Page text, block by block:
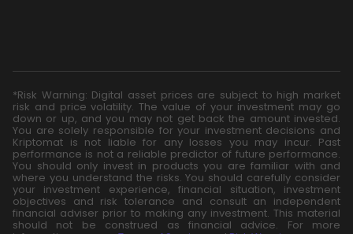
*Risk Warning: Digital asset prices are subject to high market
risk and price volatility. The value of your investment may go
down or up, and you may not get back the amount invested.
You are solely responsible for your investment decisions and
Kriptomat is not liable for any losses you may incur. Past
performance is not a reliable predictor of future performance.
You should only invest in products you are familiar with and
where you understand the risks. You should carefully consider
your investment experience, financial situation, investment
objectives and risk tolerance and consult an independent
financial adviser prior to making any investment. This material
should not be construed as financial advice. For more